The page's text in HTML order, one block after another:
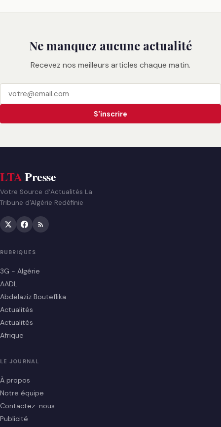
Ne manquez aucune actualité
Recevez nos meilleurs articles chaque matin.
S'inscrire
LTAPresse
Votre Source d’Actualités La
Tribune d'Algérie Redéfinie
RUBRIQUES
3G - Algérie
AADL
Abdelaziz Bouteflika
Actualités
Actualités
Afrique
LE JOURNAL
À propos
Notre équipe
Contactez-nous
Publicité